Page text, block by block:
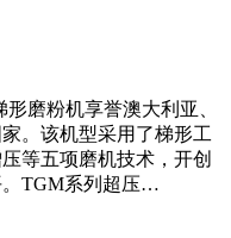
磨粉机享誉澳大利亚、
。该机型采用了梯形工
等五项磨机技术，开创
。TGM系列超压…